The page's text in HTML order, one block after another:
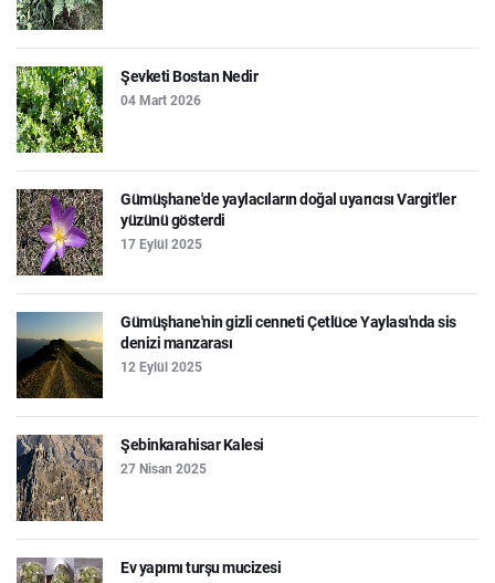
Şevketi Bostan Nedir
04 Mart 2026
Gümüşhane'de yaylacıların doğal uyarıcısı Vargit'ler
yüzünü gösterdi
17 Eylül 2025
Gümüşhane'nin gizli cenneti Çetlüce Yaylası'nda sis
denizi manzarası
12 Eylül 2025
Şebinkarahisar Kalesi
27 Nisan 2025
Ev yapımı turşu mucizesi